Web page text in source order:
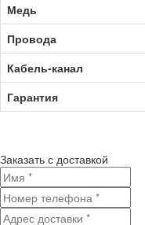
Медь
Провода
Кабель-канал
Гарантия
Заказать с доставкой